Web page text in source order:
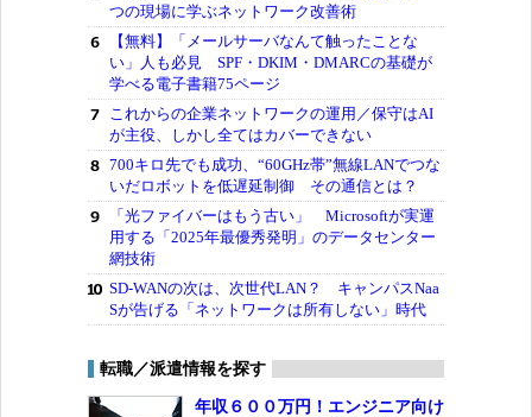
つの現場に学ぶネットワーク改善術
【無料】「メールサーバなんて触ったことな
い」人も必見 SPF・DKIM・DMARCの基礎が
学べる電子書籍75ページ
これからの企業ネットワークの運用／保守はAI
が主役、しかし全てはカバーできない
700キロ先でも成功、“60GHz帯”無線LANでつな
いだロボットを低遅延制御 その通信とは？
「光ファイバーはもう古い」 Microsoftが実運
用する「2025年最優秀発明」のデータセンター
網技術
SD-WANの次は、次世代LAN？ キャンパスNaa
Sが告げる「ネットワークは所有しない」時代
転職／派遣情報を探す
年収６００万円！エンジニア向け